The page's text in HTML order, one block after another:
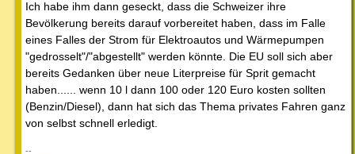
Ich habe ihm dann geseckt, dass die Schweizer ihre
Bevölkerung bereits darauf vorbereitet haben, dass im Falle
eines Falles der Strom für Elektroautos und Wärmepumpen
"gedrosselt"/"abgestellt" werden könnte. Die EU soll sich aber
bereits Gedanken über neue Literpreise für Sprit gemacht
haben...... wenn 10 l dann 100 oder 120 Euro kosten sollten
(Benzin/Diesel), dann hat sich das Thema privates Fahren ganz
von selbst schnell erledigt.
--